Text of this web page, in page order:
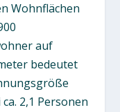
Wohnflächen
auf
bedeutet
2,1 Personen